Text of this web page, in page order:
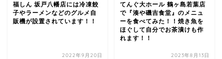
福しん 坂戸八幡店には冷凍餃
子やラーメンなどのグルメ自
販機が設置されています！！
2022年9月20日
てんぐ大ホール 鶴ヶ島若葉店
で『湊や磯吉食堂』のメニュ
ーを食べてみた！！焼き魚を
ほぐして自分でお茶漬けも作
れます！！
2023年8月13日